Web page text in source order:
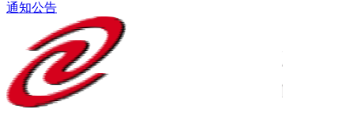
通知公告